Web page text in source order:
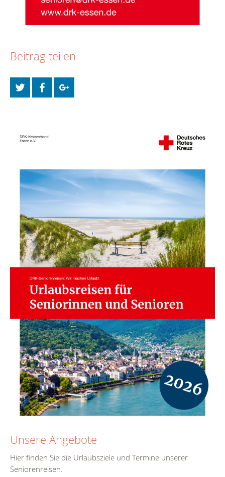
Beitrag teilen
Unsere Angebote
Hier finden Sie die Urlaubsziele und Termine unserer
Seniorenreisen.